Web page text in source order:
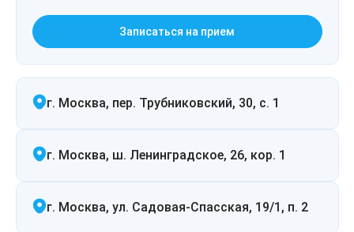
Записаться на прием
г. Москва, пер. Трубниковский, 30, с. 1
г. Москва, ш. Ленинградское, 26, кор. 1
г. Москва, ул. Садовая-Спасская, 19/1, п. 2